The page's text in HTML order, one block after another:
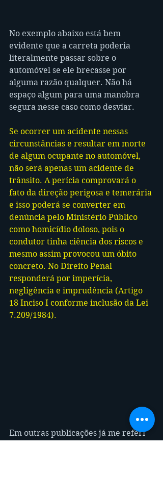
No exemplo abaixo está bem
evidente que a carreta poderia
literalmente passar sobre o
automóvel se ele brecasse por
alguma razão qualquer. Não há
espaço algum para uma manobra
segura nesse caso como desviar.
Se ocorrer um acidente nessas
circunstâncias e resultar em morte
de algum ocupante no automóvel,
não será apenas um acidente de
trânsito. A perícia comprovará o
fato da direção perigosa e temerária
e isso poderá se converter em
denúncia pelo Ministério Público
como homicídio doloso, pois o
condutor tinha ciência dos riscos e
mesmo assim provocou um óbito
concreto. No Direito Penal
responderá por imperícia,
negligência e imprudência (Artigo
18 Inciso I conforme inclusão da Lei
7.209/1984).
Em outras publicações já me referi